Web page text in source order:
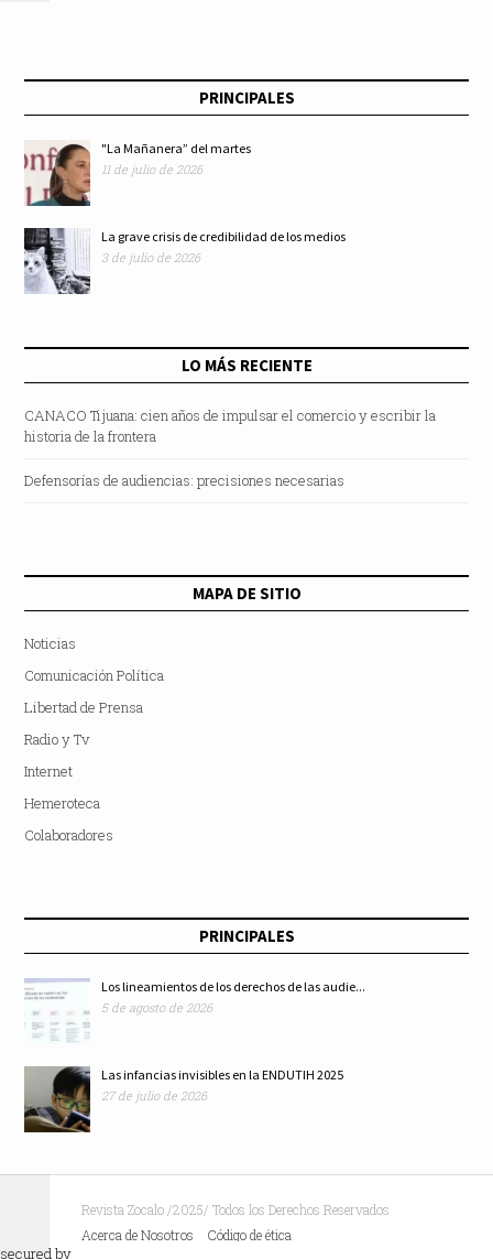
PRINCIPALES
"La Mañanera” del martes
11 de julio de 2026
La grave crisis de credibilidad de los medios
3 de julio de 2026
LO MÁS RECIENTE
CANACO Tijuana: cien años de impulsar el comercio y escribir la
historia de la frontera
Defensorías de audiencias: precisiones necesarias
MAPA DE SITIO
Noticias
Comunicación Política
Libertad de Prensa
Radio y Tv
Internet
Hemeroteca
Colaboradores
PRINCIPALES
Los lineamientos de los derechos de las audie...
5 de agosto de 2026
Las infancias invisibles en la ENDUTIH 2025
27 de julio de 2026
Revista Zocalo /2025/ Todos los Derechos Reservados
Acerca de Nosotros
Código de ética
secured by